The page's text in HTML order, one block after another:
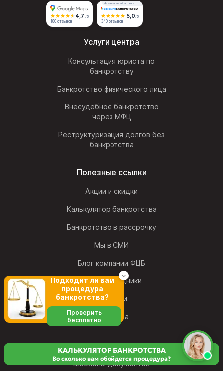
4,7 /5
180 отзывов
Независимый агрегатор
5,0/5
340 отзывов
Услуги центра
Консультация юриста по
банкротству
Банкротство физического лица
Внесудебное банкротство
через МФЦ
Реструктуризация долгов без
банкротства
Полезные ссылки
Акции и скидки
Калькулятор банкротства
Банкротство в рассрочку
Мы в СМИ
Блог компании ФЦБ
Наши сотрудники
Вакансии
Франшиза
Шаблоны документов
КАЛЬКУЛЯТОР БАНКРОТСТВА
Во сколько вам обойдется процедура?
Подходит ли вам
процедура
банкротства?
Проверить
бесплатно